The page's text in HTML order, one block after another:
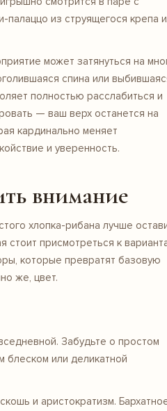
из струящегося крепа
может затянуться на
спина или
полностью расслабиться и
— ваш верх останется на
кардинально меняет
и уверенность.
внимание
хлопка-рибана лучше
присмотреться к
которые превратят базовую
же, цвет.
Забудьте о простом
блеском или деликатной
и аристократизм.